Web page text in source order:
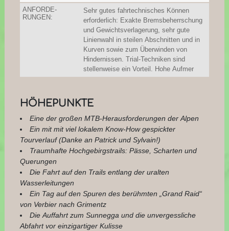
ANFORDE-
RUNGEN:
Sehr gutes fahrtechnisches Können
erforderlich: Exakte Bremsbeherrschung
und Gewichtsverlagerung, sehr gute
Linienwahl in steilen Abschnitten und in
Kurven sowie zum Überwinden von
Hindernissen. Trial-Techniken sind
stellenweise ein Vorteil. Hohe Aufmer
HÖHEPUNKTE
Eine der großen MTB-Herausforderungen der Alpen
Ein mit mit viel lokalem Know-How gespickter
Tourverlauf (Danke an Patrick und Sylvain!)
Traumhafte Hochgebirgstrails: Pässe, Scharten und
Querungen
Die Fahrt auf den Trails entlang der uralten
Wasserleitungen
Ein Tag auf den Spuren des berühmten „Grand Raid“
von Verbier nach Grimentz
Die Auffahrt zum Sunnegga und die unvergessliche
Abfahrt vor einzigartiger Kulisse